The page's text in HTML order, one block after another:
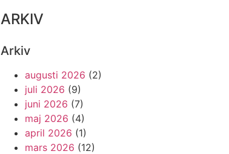
ARKIV
Arkiv
augusti 2026 (2)
juli 2026 (9)
juni 2026 (7)
maj 2026 (4)
april 2026 (1)
mars 2026 (12)